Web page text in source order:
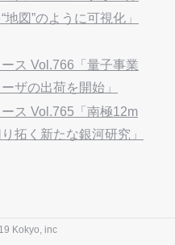
図”のように可視化」
ス Vol.766「量子事業
ザの出荷を開始」
ス Vol.765「南極12m
拓く新たな銀河研究」
Kokyo, inc